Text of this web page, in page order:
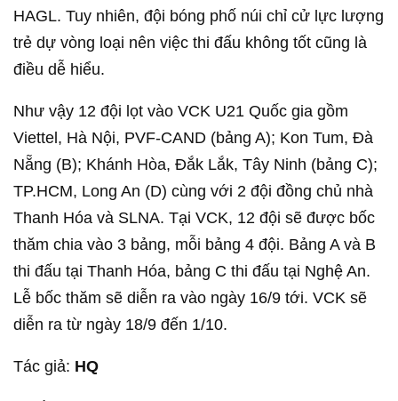
HAGL. Tuy nhiên, đội bóng phố núi chỉ cử lực lượng
trẻ dự vòng loại nên việc thi đấu không tốt cũng là
điều dễ hiểu.
Như vậy 12 đội lọt vào VCK U21 Quốc gia gồm
Viettel, Hà Nội, PVF-CAND (bảng A); Kon Tum, Đà
Nẵng (B); Khánh Hòa, Đắk Lắk, Tây Ninh (bảng C);
TP.HCM, Long An (D) cùng với 2 đội đồng chủ nhà
Thanh Hóa và SLNA. Tại VCK, 12 đội sẽ được bốc
thăm chia vào 3 bảng, mỗi bảng 4 đội. Bảng A và B
thi đấu tại Thanh Hóa, bảng C thi đấu tại Nghệ An.
Lễ bốc thăm sẽ diễn ra vào ngày 16/9 tới. VCK sẽ
diễn ra từ ngày 18/9 đến 1/10.
Tác giả: HQ